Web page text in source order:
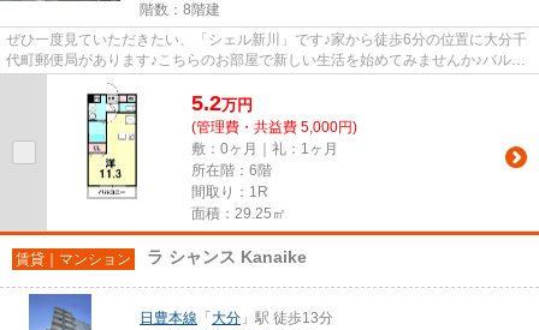
階数：8階建
ぜひ一度見ていただきたい、「シェル新川」です♪家から徒歩6分の位置に大分千
代町郵便局があります♪こちらのお部屋で新しい生活を始めてみませんか♪バルコ
ニー付きのマンションです♪光...
5.2万円
(管理費・共益費 5,000円)
敷：0ヶ月｜礼：1ヶ月
所在階：6階
間取り：1R
面積：29.25㎡
賃貸｜マンション ラ シャンス Kanaike
日豊本線 「 大分 」駅 徒歩13分